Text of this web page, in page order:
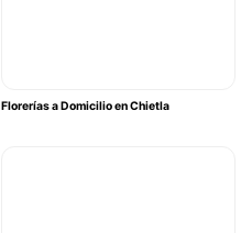
Florerías a Domicilio en Chietla